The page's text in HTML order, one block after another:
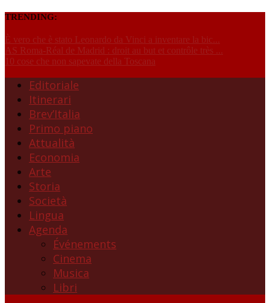
TRENDING:
È vero che è stato Leonardo da Vinci a inventare la bic...
AS Roma-Réal de Madrid : droit au but et contrôle très ...
10 cose che non sapevate della Toscana
Editoriale
Itinerari
Brev’Italia
Primo piano
Attualità
Economia
Arte
Storia
Società
Lingua
Agenda
Événements
Cinema
Musica
Libri